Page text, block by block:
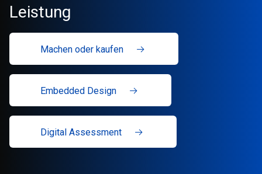
Leistung
Machen oder kaufen
Embedded Design
Digital Assessment